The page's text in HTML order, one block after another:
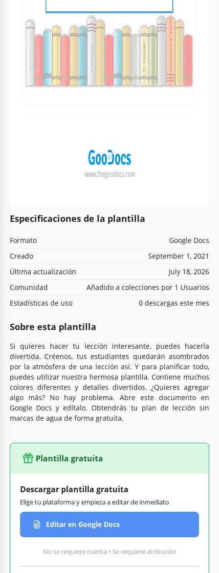
Especificaciones de la plantilla
Formato
Google Docs
Creado
September 1, 2021
Última actualización
July 18, 2026
Comunidad
Añadido a colecciones por 1 Usuarios
Estadísticas de uso
0 descargas este mes
Sobre esta plantilla
Si quieres hacer tu lección interesante, puedes hacerla
divertida. Créenos, tus estudiantes quedarán asombrados
por la atmósfera de una lección así. Y para planificar todo,
puedes utilizar nuestra hermosa plantilla. Contiene muchos
colores diferentes y detalles divertidos. ¿Quieres agregar
algo más? No hay problema. Abre este documento en
Google Docs y edítalo. Obtendrás tu plan de lección sin
marcas de agua de forma gratuita.
Plantilla gratuita
Descargar plantilla gratuita
Elige tu plataforma y empieza a editar de inmediato
Editar en Google Docs
No se requiere cuenta • Se requiere atribución